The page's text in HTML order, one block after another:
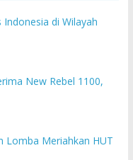
Indonesia di Wilayah
New Rebel 1100,
Lomba Meriahkan HUT